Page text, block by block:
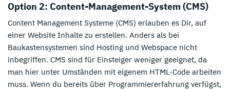
Option 2: Content-Management-System (CMS)
Content Management Systeme (CMS) erlauben es Dir, auf
einer Website Inhalte zu erstellen. Anders als bei
Baukastensystemen sind Hosting und Webspace nicht
inbegriffen. CMS sind für Einsteiger weniger geeignet, da
man hier unter Umständen mit eigenem HTML-Code arbeiten
muss. Wenn du bereits über Programmiererfahrung verfügst,